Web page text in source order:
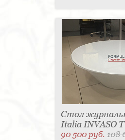
Стол
Italia INVASO
90 500 руб.108